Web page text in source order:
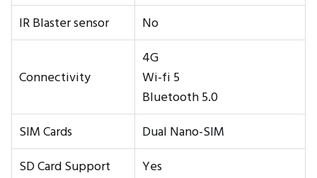
IR Blaster sensor No
Connectivity
4G
Wi-fi 5
Bluetooth 5.0
SIM Cards
Dual Nano-SIM
SD Card Support
Yes